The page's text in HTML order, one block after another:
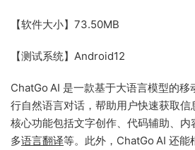
【软件大小】73.50MB
【测试系统】Android12
ChatGo AI 是一款基于大语言模型的移
行自然语言对话，帮助用户快速获取信
核心功能包括文字创作、代码辅助、内
多语言翻译等。此外，ChatGo AI 还能